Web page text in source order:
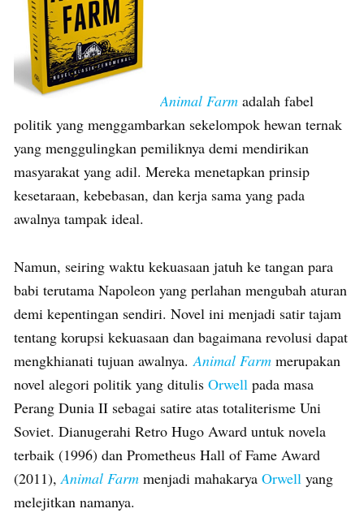
Animal Farm adalah fabel
politik yang menggambarkan sekelompok hewan ternak
yang menggulingkan pemiliknya demi mendirikan
masyarakat yang adil. Mereka menetapkan prinsip
kesetaraan, kebebasan, dan kerja sama yang pada
awalnya tampak ideal.
Namun, seiring waktu kekuasaan jatuh ke tangan para
babi terutama Napoleon yang perlahan mengubah aturan
demi kepentingan sendiri. Novel ini menjadi satir tajam
tentang korupsi kekuasaan dan bagaimana revolusi dapat
mengkhianati tujuan awalnya. Animal Farm merupakan
novel alegori politik yang ditulis Orwell pada masa
Perang Dunia II sebagai satire atas totaliterisme Uni
Soviet. Dianugerahi Retro Hugo Award untuk novela
terbaik (1996) dan Prometheus Hall of Fame Award
(2011),Animal Farm menjadi mahakarya Orwell yang
melejitkan namanya.